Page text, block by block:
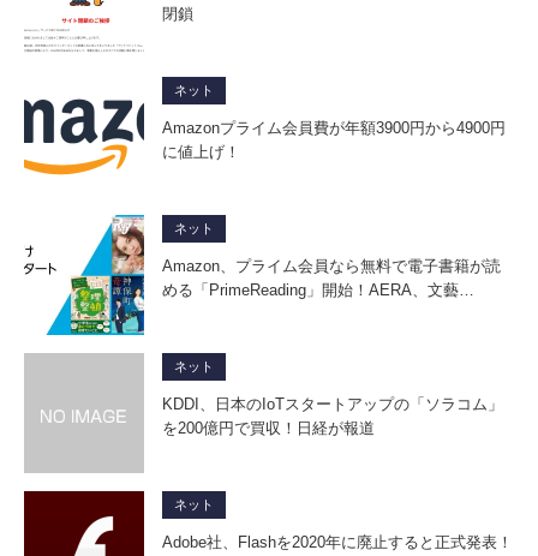
閉鎖
ネット
Amazonプライム会員費が年額3900円から4900円
に値上げ！
ネット
Amazon、プライム会員なら無料で電子書籍が読
める「PrimeReading」開始！AERA、文藝…
ネット
KDDI、日本のIoTスタートアップの「ソラコム」
を200億円で買収！日経が報道
ネット
Adobe社、Flashを2020年に廃止すると正式発表！